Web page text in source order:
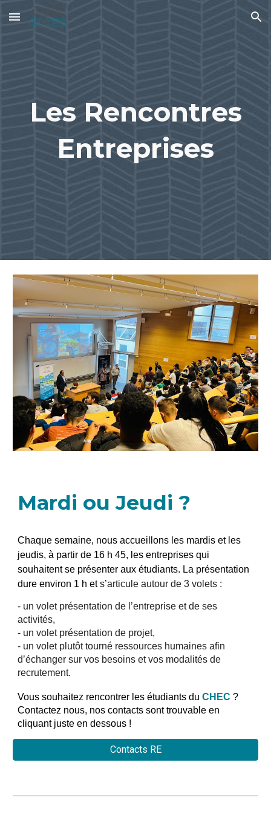
Skip to main content Skip to navigation
Les Rencontres
Entreprises
Mardi ou Jeudi ?
Chaque semaine, nous accueillons les mardis et les
jeudis, à partir de 16 h 45, les entreprises qui
souhaitent se présenter aux étudiants. La présentation
dure environ 1 h ets’articule autour de 3 volets :
- un volet présentation de l’entreprise et de ses
activités,
- un volet présentation de projet,
- un volet plutôt tourné ressources humaines afin
d’échanger sur vos besoins et vos modalités de
recrutement.
Vous souhaitez rencontrer les étudiants duCHEC?
Contactez nous, nos contacts sont trouvable en
cliquant juste en dessous !
Contacts RE